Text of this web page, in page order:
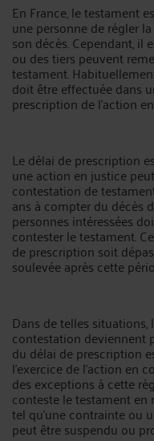
En France, le testament
une personne de régler
son décès. Cependant, il
ou des tiers peuvent
testament.
doit être effectuée dans
prescription de l'action
Le délai de prescription
une action en justice
contestation de
ans à compter du décès
personnes intéressées
contester le testament.
de prescription soit
soulevée après cette
Dans de telles
contestation deviennent
du délai de prescription
l'exercice de l'action en
des exceptions à cette
conteste le testament
tel qu'une contrainte ou
peut être suspendu ou